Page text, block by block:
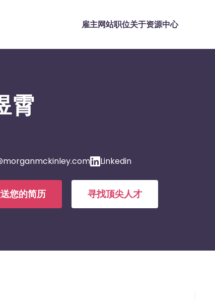
雇主网站职位关于资源中心
霄
Linkedin
您的简历 寻找顶尖人才